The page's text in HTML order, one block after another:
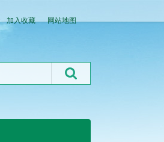
加入收藏 网站地图